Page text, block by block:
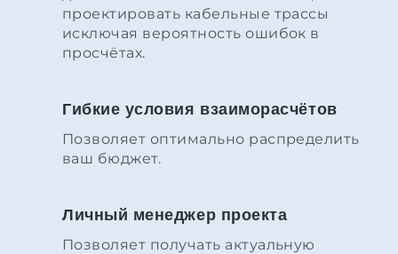
проектировать кабельные трассы
исключая вероятность ошибок в
просчётах.
Гибкие условия взаиморасчётов
Позволяет оптимально распределить
ваш бюджет.
Личный менеджер проекта
Позволяет получать актуальную